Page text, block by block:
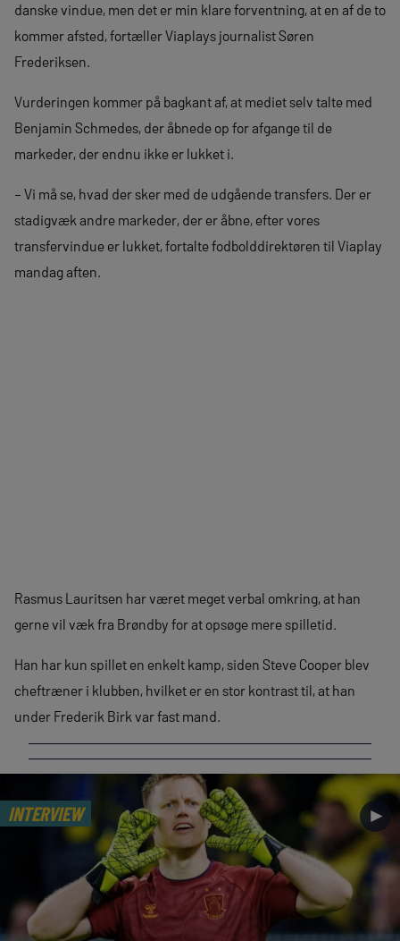
danske vindue, men det er min klare forventning, at en af de to
kommer afsted, fortæller Viaplays journalist Søren
Frederiksen.
Vurderingen kommer på bagkant af, at mediet selv talte med
Benjamin Schmedes, der åbnede op for afgange til de
markeder, der endnu ikke er lukket i.
– Vi må se, hvad der sker med de udgående transfers. Der er
stadigvæk andre markeder, der er åbne, efter vores
transfervindue er lukket, fortalte fodbolddirektøren til Viaplay
mandag aften.
Rasmus Lauritsen har været meget verbal omkring, at han
gerne vil væk fra Brøndby for at opsøge mere spilletid.
Han har kun spillet en enkelt kamp, siden Steve Cooper blev
cheftræner i klubben, hvilket er en stor kontrast til, at han
under Frederik Birk var fast mand.
INTERVIEW ►